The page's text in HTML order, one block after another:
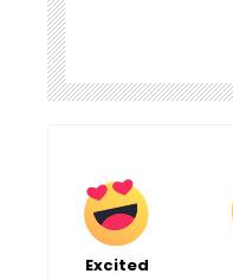
Excited